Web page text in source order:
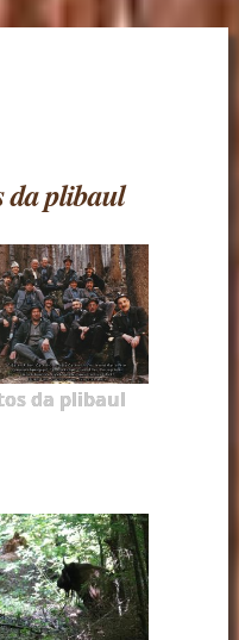
da plibaul
da plibaul